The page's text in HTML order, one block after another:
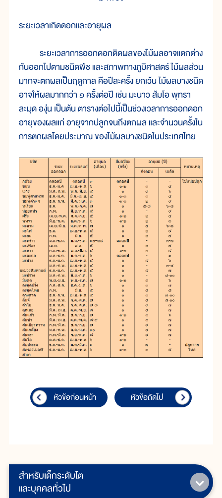
สำหรับเด็กระดับโต
และบุคคลทั่วไป
ระยะเวลาเกิดดอกและอายุผล
ระยะเวลาการออกดอกติดผลของไม้ผลอาจแตกต่าง
กันออกไปตามชนิดพืช และสภาพทางภูมิศาสตร์ ไม้ผลส่วน
มากจะตกผลเป็นฤดูกาล คือปีละครั้ง ยกเว้น ไม้ผลบางชนิด
อาจให้ผลมากกว่า ๑ ครั้งต่อปี เช่น มะนาว ส้มโอ พุทรา
ละมุด องุ่น เป็นต้น ตารางต่อไปนี้เป็นช่วงเวลาการออกดอก
อายุของผลแก่ อายุจากปลูกจนถึงตกผล และจำนวนครั้งใน
การตกผลโดยประมาณ ของไม้ผลบางชนิดในประเทศไทย
หัวข้อก่อนหน้า หัวข้อถัดไป